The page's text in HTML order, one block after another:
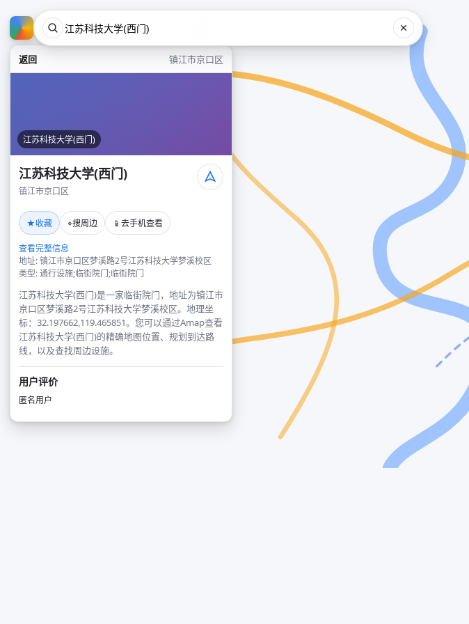
返回 镇江市京口区
江苏科技大学(西门)
江苏科技大学(西门)
镇江市京口区
★收藏 ⌖搜周边 📱 去手机查看
查看完整信息
地址: 镇江市京口区梦溪路2号江苏科技大学梦溪校区
类型: 通行设施;临街院门;临街院门
江苏科技大学(西门)是一家临街院门，地址为镇江市
京口区梦溪路2号江苏科技大学梦溪校区。地理坐
标：32.197662,119.465851。您可以通过Amap查看
江苏科技大学(西门)的精确地图位置、规划到达路
线，以及查找周边设施。
用户评价
匿名用户